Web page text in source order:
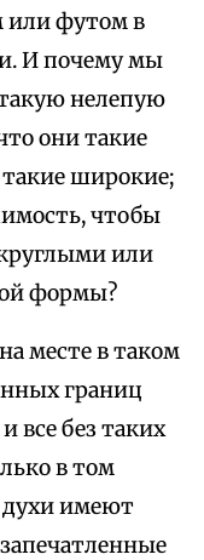
или футом в
И почему мы
​​нелепую
они такие
широкие;
чтобы
или
формы?
месте в таком
границ
все без таких
в том
духи имеют